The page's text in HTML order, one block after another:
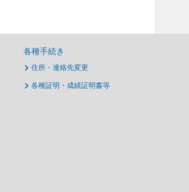
各種手続き
住所・連絡先変更
各種証明・成績証明書等